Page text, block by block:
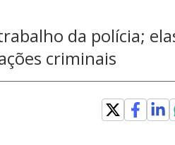
da polícia;
criminais